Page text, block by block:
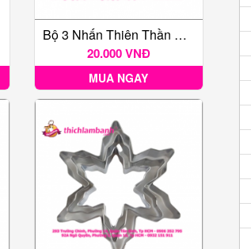
Bộ 3 Nhấn Thiên Thần Giáng Sinh
20.000 VNĐ
MUA NGAY